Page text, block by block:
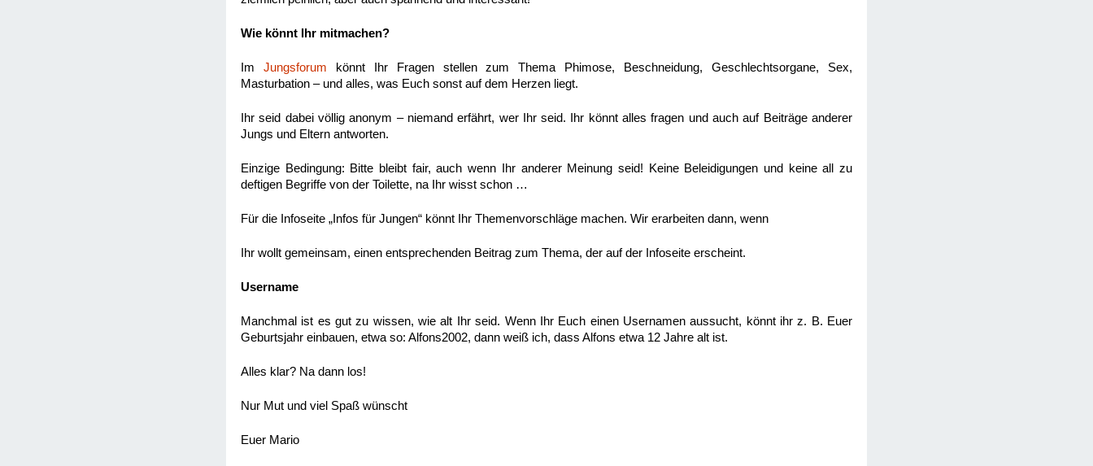
Wie könnt Ihr mitmachen?
Im Jungsforum könnt Ihr Fragen stellen zum Thema Phimose, Beschneidung, Geschlechtsorgane, Sex,
Masturbation – und alles, was Euch sonst auf dem Herzen liegt.
Ihr seid dabei völlig anonym – niemand erfährt, wer Ihr seid. Ihr könnt alles fragen und auch auf Beiträge anderer
Jungs und Eltern antworten.
Einzige Bedingung: Bitte bleibt fair, auch wenn Ihr anderer Meinung seid! Keine Beleidigungen und keine all zu
deftigen Begriffe von der Toilette, na Ihr wisst schon …
Für die Infoseite „Infos für Jungen“ könnt Ihr Themenvorschläge machen. Wir erarbeiten dann, wenn
Ihr wollt gemeinsam, einen entsprechenden Beitrag zum Thema, der auf der Infoseite erscheint.
Username
Manchmal ist es gut zu wissen, wie alt Ihr seid. Wenn Ihr Euch einen Usernamen aussucht, könnt ihr z. B. Euer
Geburtsjahr einbauen, etwa so: Alfons2002, dann weiß ich, dass Alfons etwa 12 Jahre alt ist.
Alles klar? Na dann los!
Nur Mut und viel Spaß wünscht
Euer Mario